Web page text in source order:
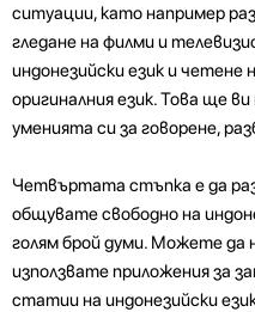
ситуации, като например
гледане на филми и
индонезийски език и четене
оригиналния език. Това ще
уменията си за говорене,
Четвъртата стъпка е да
общувате свободно на
голям брой думи. Можете да
използвате приложения за
статии на индонезийски